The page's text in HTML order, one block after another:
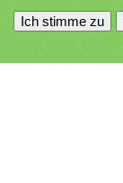
Ich stimme zu